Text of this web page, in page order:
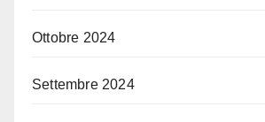
Ottobre 2024
Settembre 2024